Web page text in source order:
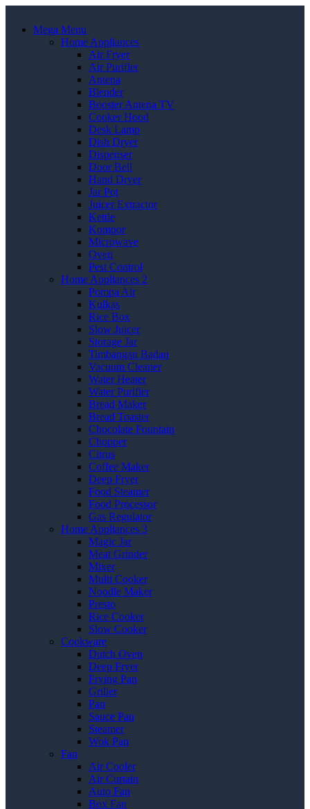
Mega Menu
Home Appliances
Air Fryer
Air Purifier
Antena
Blender
Booster Antena TV
Cooker Hood
Desk Lamp
Dish Dryer
Dispenser
Door Bell
Hand Dryer
Jar Pot
Juicer Extractor
Kettle
Kompor
Microwave
Oven
Pest Control
Home Appliances 2
Pompa Air
Kulkas
Rice Box
Slow Juicer
Storage Jar
Timbangan Badan
Vacuum Cleaner
Water Heater
Water Purifier
Bread Maker
Bread Toaster
Chocolate Fountain
Chopper
Citrus
Coffee Maker
Deep Fryer
Food Steamer
Food Processor
Gas Regulator
Home Appliances 3
Magic Jar
Meat Grinder
Mixer
Multi Cooker
Noodle Maker
Presto
Rice Cooker
Slow Cooker
Cookware
Dutch Oven
Deep Fryer
Frying Pan
Griller
Pan
Sauce Pan
Steamer
Wok Pan
Fan
Air Cooler
Air Curtain
Auto Fan
Box Fan